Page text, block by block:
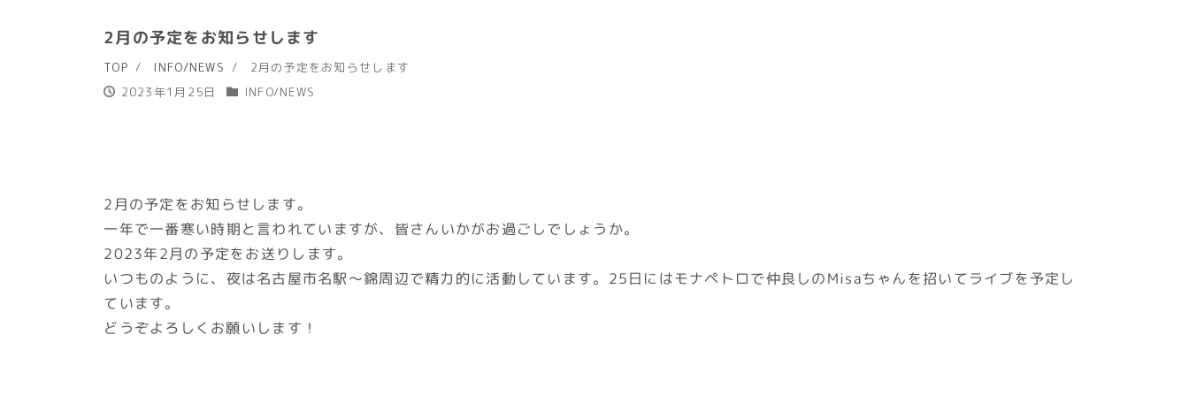
2月の予定をお知らせします
TOP INFO/NEWS
2月の予定をお知らせします
2023年1月25日
INFO/NEWS
2月の予定をお知らせします。
一年で一番寒い時期と言われていますが、皆さんいかがお過ごしでしょうか。
2023年2月の予定をお送りします。
いつものように、夜は名古屋市名駅～錦周辺で精力的に活動しています。25日にはモナペトロで仲良しのMisaちゃんを招いてライブを予定し
ています。
どうぞよろしくお願いします！